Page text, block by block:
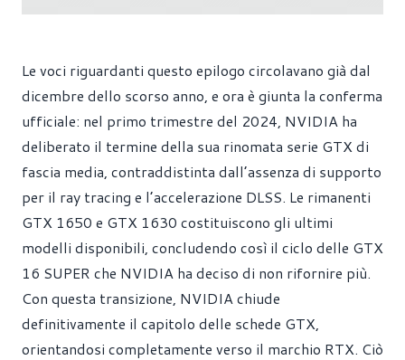
Le voci riguardanti questo epilogo circolavano già dal
dicembre dello scorso anno, e ora è giunta la conferma
ufficiale: nel primo trimestre del 2024, NVIDIA ha
deliberato il termine della sua rinomata serie GTX di
fascia media, contraddistinta dall’assenza di supporto
per il ray tracing e l’accelerazione DLSS. Le rimanenti
GTX 1650 e GTX 1630 costituiscono gli ultimi
modelli disponibili, concludendo così il ciclo delle GTX
16 SUPER che NVIDIA ha deciso di non rifornire più.
Con questa transizione, NVIDIA chiude
definitivamente il capitolo delle schede GTX,
orientandosi completamente verso il marchio RTX. Ciò